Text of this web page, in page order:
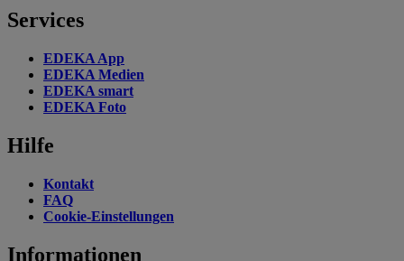
Services
EDEKA App
EDEKA Medien
EDEKA smart
EDEKA Foto
Hilfe
Kontakt
FAQ
Cookie-Einstellungen
Informationen